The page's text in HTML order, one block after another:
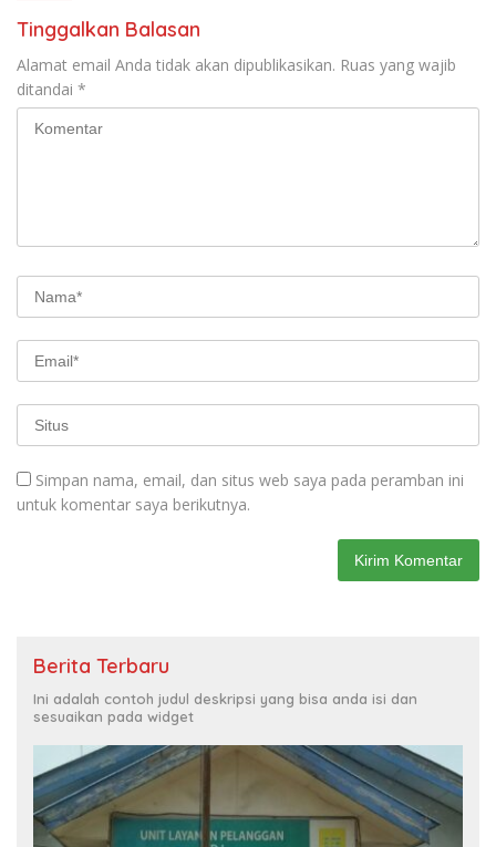
Tinggalkan Balasan
Alamat email Anda tidak akan dipublikasikan. Ruas yang wajib
ditandai *
Simpan nama, email, dan situs web saya pada peramban ini
untuk komentar saya berikutnya.
Berita Terbaru
Ini adalah contoh judul deskripsi yang bisa anda isi dan
sesuaikan pada widget